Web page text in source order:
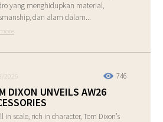
yang menghidupkan material,
dan alam dalam...
746
2026
DIXON UNVEILS AW26
in scale, rich in character, Tom Dixon’s